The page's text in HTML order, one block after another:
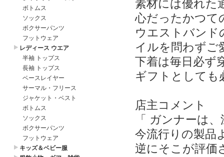
素材には優れた
心だったかつて
ウエストバンド
イルを問わずご
下着は毎日必ず
ギフトとしても
店主コメント
「 ガンナーは
今流行りの製品
逆にそこが評価